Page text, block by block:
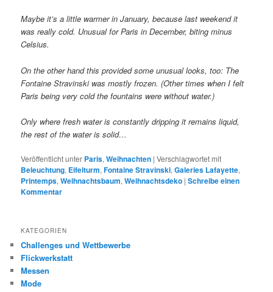
Maybe it’s a little warmer in January, because last weekend it
was really cold. Unusual for Paris in December, biting minus
Celsius.
On the other hand this provided some unusual looks, too: The
Fontaine Stravinski was mostly frozen. (Other times when I felt
Paris being very cold the fountains were without water.)
Only where fresh water is constantly dripping it remains liquid,
the rest of the water is solid…
Veröffentlicht unter Paris,Weihnachten |Verschlagwortet mit
Beleuchtung, Eifelturm,Fontaine Stravinski,Galeries Lafayette,
Printemps,Weihnachtsbaum,Weihnachtsdeko |Schreibe einen
Kommentar
KATEGORIEN
Challenges und Wettbewerbe
Flickwerkstatt
Messen
Mode